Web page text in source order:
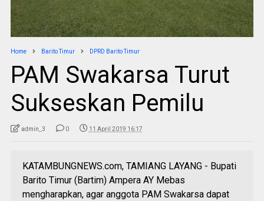
Home Barito Timur DPRD Barito Timur
PAM Swakarsa Turut
Sukseskan Pemilu
admin_3 0 11 April 2019 16:17
KATAMBUNGNEWS.com, TAMIANG LAYANG - Bupati
Barito Timur (Bartim) Ampera AY Mebas
mengharapkan, agar anggota PAM Swakarsa dapat